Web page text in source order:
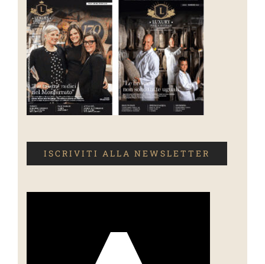
ISCRIVITI ALLA NEWSLETTER